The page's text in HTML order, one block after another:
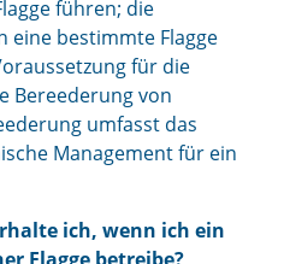
führen; die
eine bestimmte Flagge
für die
Bereederung von
umfasst das
Management für ein
ich, wenn ich ein